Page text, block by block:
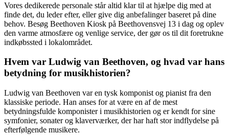
Vores dedikerede personale står altid klar til at hjælpe dig med at
finde det, du leder efter, eller give dig anbefalinger baseret på dine
behov. Besøg Beethoven Kiosk på Beethovensvej 13 i dag og oplev
den varme atmosfære og venlige service, der gør os til dit foretrukne
indkøbssted i lokalområdet.
Hvem var Ludwig van Beethoven, og hvad var hans
betydning for musikhistorien?
Ludwig van Beethoven var en tysk komponist og pianist fra den
klassiske periode. Han anses for at være en af de mest
betydningsfulde komponister i musikhistorien og er kendt for sine
symfonier, sonater og klaverværker, der har haft stor indflydelse på
efterfølgende musikere.